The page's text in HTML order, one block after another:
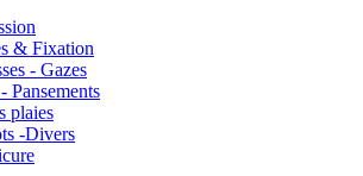
& Fixation
- Gazes
Pansements
plaies
-Divers